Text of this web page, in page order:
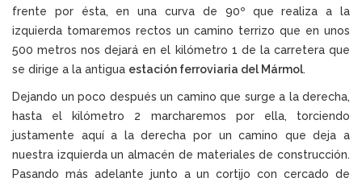
frente por ésta, en una curva de 90º que realiza a la
izquierda tomaremos rectos un camino terrizo que en unos
500 metros nos dejará en el kilómetro 1 de la carretera que
se dirige a la antigua estación ferroviaria del Mármol.
Dejando un poco después un camino que surge a la derecha,
hasta el kilómetro 2 marcharemos por ella, torciendo
justamente aquí a la derecha por un camino que deja a
nuestra izquierda un almacén de materiales de construcción.
Pasando más adelante junto a un cortijo con cercado de